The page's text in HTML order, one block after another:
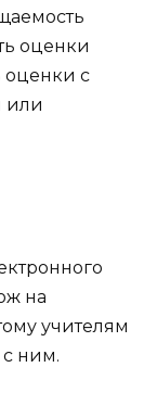
оценки
оценки с
или
на
учителям
с ним.